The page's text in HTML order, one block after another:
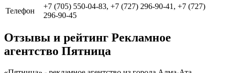
Телефон
+7 (705) 550-04-83, +7 (727) 296-90-41, +7 (727)
296-90-45
Отзывы и рейтинг Рекламное
агентство Пятница